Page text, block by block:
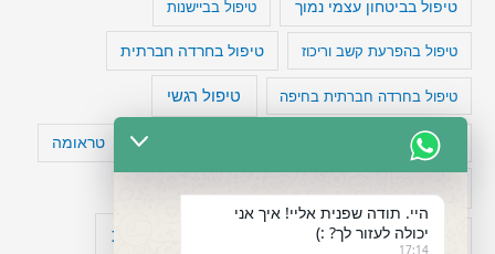
טיפול בביטחון עצמי נמוך טיפול בביישנות
טיפול בהפרעת קשב וריכוז טיפול בחרדה חברתית
טיפול בחרדה חברתית בחיפה טיפול רגשי
טיפול תרופתי להפרעת קשב טעויות חשיבה טראומה
מפורסמים עם הפרעת קשב עיצות
היי. תודה שפנית אליי! איך אני
יכולה לעזור לך? :)
17:14